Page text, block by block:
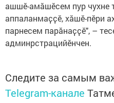
ашшӗ-амăшӗсем пур чухне
аппаланмаҫҫӗ, хӑшӗ-пӗри
парнесем парӑнаҫҫӗ", –
админрстрацийӗнчен.
Следите за самым
Telegram-канале